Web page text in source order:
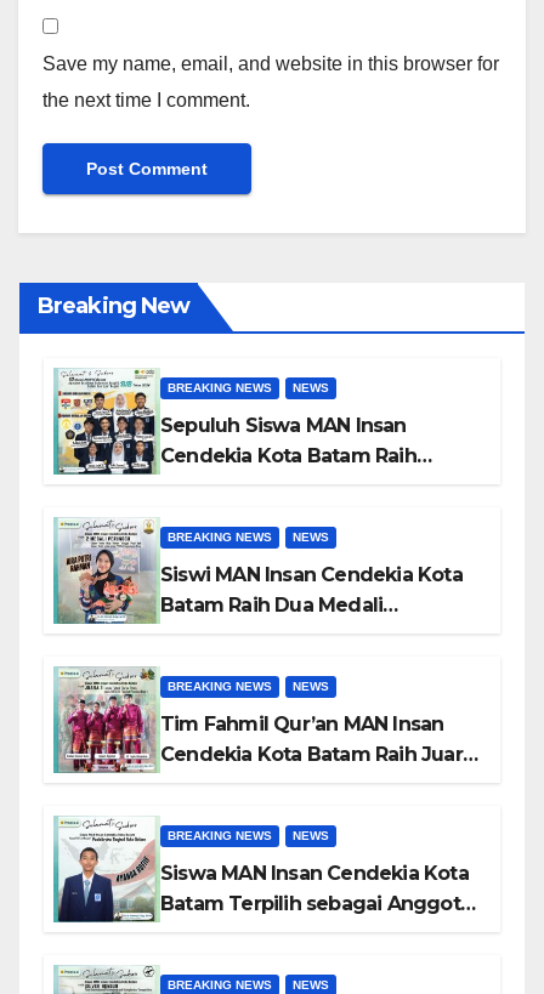
Save my name, email, and website in this browser for
the next time I comment.
Breaking New
BREAKING NEWS NEWS
Sepuluh Siswa MAN Insan
Cendekia Kota Batam Raih
Luar Negeri
BREAKING NEWS NEWS
Siswi MAN Insan Cendekia Kota
Batam Raih Dua Medali
Meja
BREAKING NEWS NEWS
Tim Fahmil Qur’an MAN Insan
Cendekia Kota Batam Raih Juara
BREAKING NEWS NEWS
Siswa MAN Insan Cendekia Kota
Batam Terpilih sebagai Anggota
BREAKING NEWS NEWS